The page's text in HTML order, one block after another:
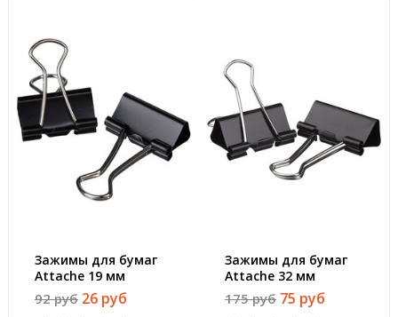
Зажимы для бумаг
Attache 19 мм
черные (12 штук в
коробке)
92 руб 26 руб
Зажимы для бумаг
Attache 32 мм
черные (12 штук в
пакете)
175 руб 75 руб